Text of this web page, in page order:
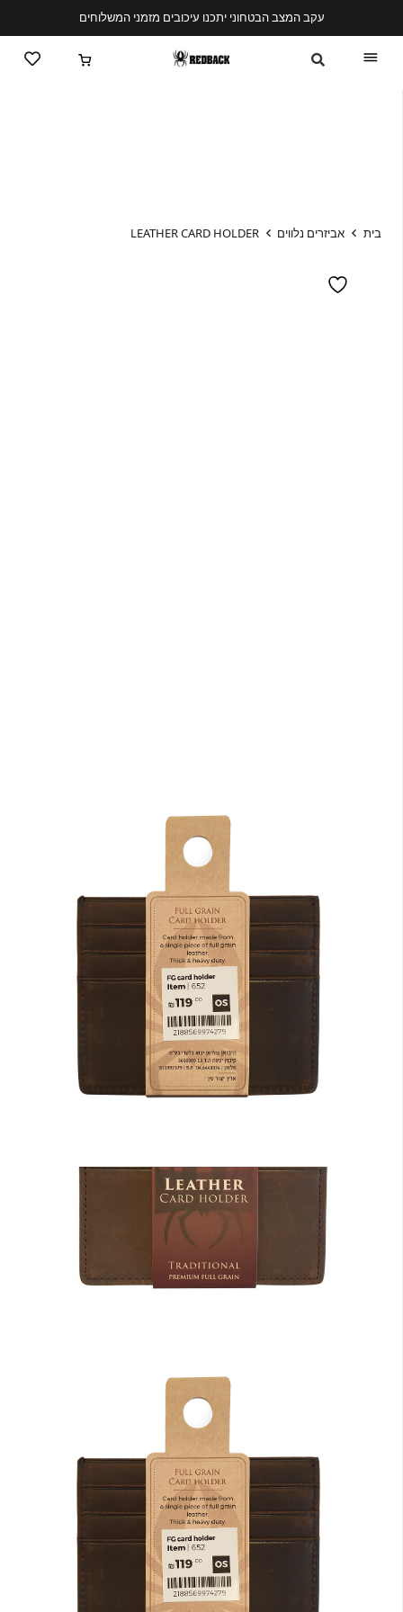
עקב המצב הבטחוני יתכנו עיכובים מזמני המשלוחים
בית אביזרים נלווים LEATHER CARD HOLDER